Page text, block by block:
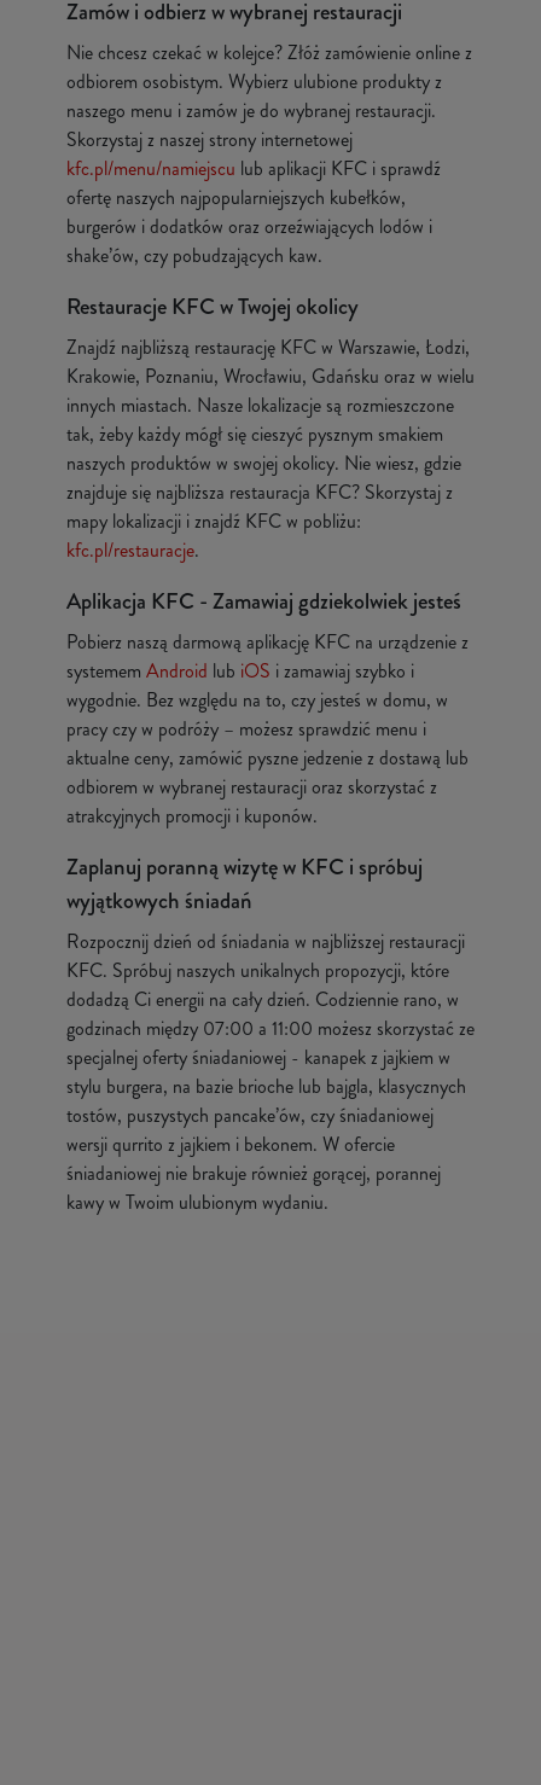
Zamów i odbierz w wybranej restauracji
Nie chcesz czekać w kolejce? Złóż zamówienie online z
odbiorem osobistym. Wybierz ulubione produkty z
naszego menu i zamów je do wybranej restauracji.
Skorzystaj z naszej strony internetowej
kfc.pl/menu/namiejscu lub aplikacji KFC i sprawdź
ofertę naszych najpopularniejszych kubełków,
burgerów i dodatków oraz orzeźwiających lodów i
shake’ów, czy pobudzających kaw.
Restauracje KFC w Twojej okolicy
Znajdź najbliższą restaurację KFC w Warszawie, Łodzi,
Krakowie, Poznaniu, Wrocławiu, Gdańsku oraz w wielu
innych miastach. Nasze lokalizacje są rozmieszczone
tak, żeby każdy mógł się cieszyć pysznym smakiem
naszych produktów w swojej okolicy. Nie wiesz, gdzie
znajduje się najbliższa restauracja KFC? Skorzystaj z
mapy lokalizacji i znajdź KFC w pobliżu:
kfc.pl/restauracje.
Aplikacja KFC - Zamawiaj gdziekolwiek jesteś
Pobierz naszą darmową aplikację KFC na urządzenie z
systemem Android lub iOS i zamawiaj szybko i
wygodnie. Bez względu na to, czy jesteś w domu, w
pracy czy w podróży – możesz sprawdzić menu i
aktualne ceny, zamówić pyszne jedzenie z dostawą lub
odbiorem w wybranej restauracji oraz skorzystać z
atrakcyjnych promocji i kuponów.
Zaplanuj poranną wizytę w KFC i spróbuj
wyjątkowych śniadań
Rozpocznij dzień od śniadania w najbliższej restauracji
KFC. Spróbuj naszych unikalnych propozycji, które
dodadzą Ci energii na cały dzień. Codziennie rano, w
godzinach między 07:00 a 11:00 możesz skorzystać ze
specjalnej oferty śniadaniowej - kanapek z jajkiem w
stylu burgera, na bazie brioche lub bajgla, klasycznych
tostów, puszystych pancake’ów, czy śniadaniowej
wersji qurrito z jajkiem i bekonem. W ofercie
śniadaniowej nie brakuje również gorącej, porannej
kawy w Twoim ulubionym wydaniu.